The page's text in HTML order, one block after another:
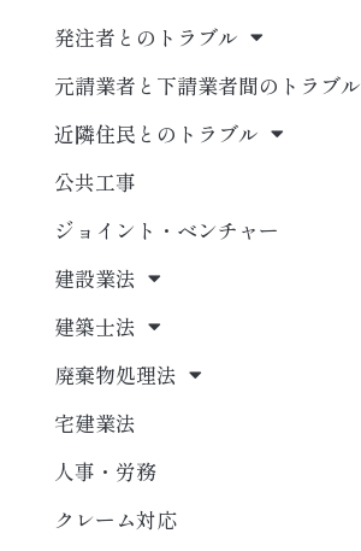
発注者とのトラブル
元請業者と下請業者間のトラブル
近隣住民とのトラブル
公共工事
ジョイント・ベンチャー
建設業法
建築士法
廃棄物処理法
宅建業法
人事・労務
クレーム対応